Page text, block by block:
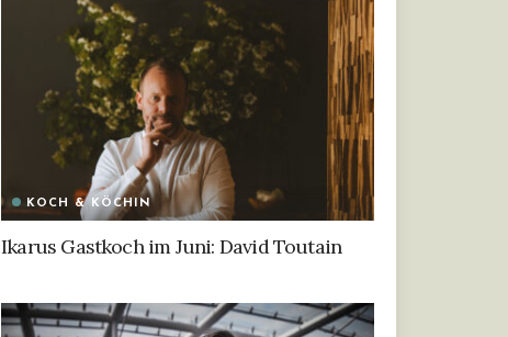
KOCH & KÖCHIN
Ikarus Gastkoch im Juni: David Toutain